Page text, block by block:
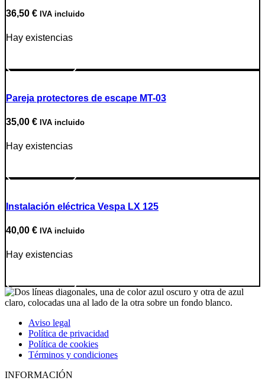
36,50 € IVA incluido
Hay existencias
Pareja protectores de escape MT-03
35,00 € IVA incluido
Hay existencias
Instalación eléctrica Vespa LX 125
40,00 € IVA incluido
Hay existencias
Aviso legal
Política de privacidad
Política de cookies
Términos y condiciones
INFORMACIÓN